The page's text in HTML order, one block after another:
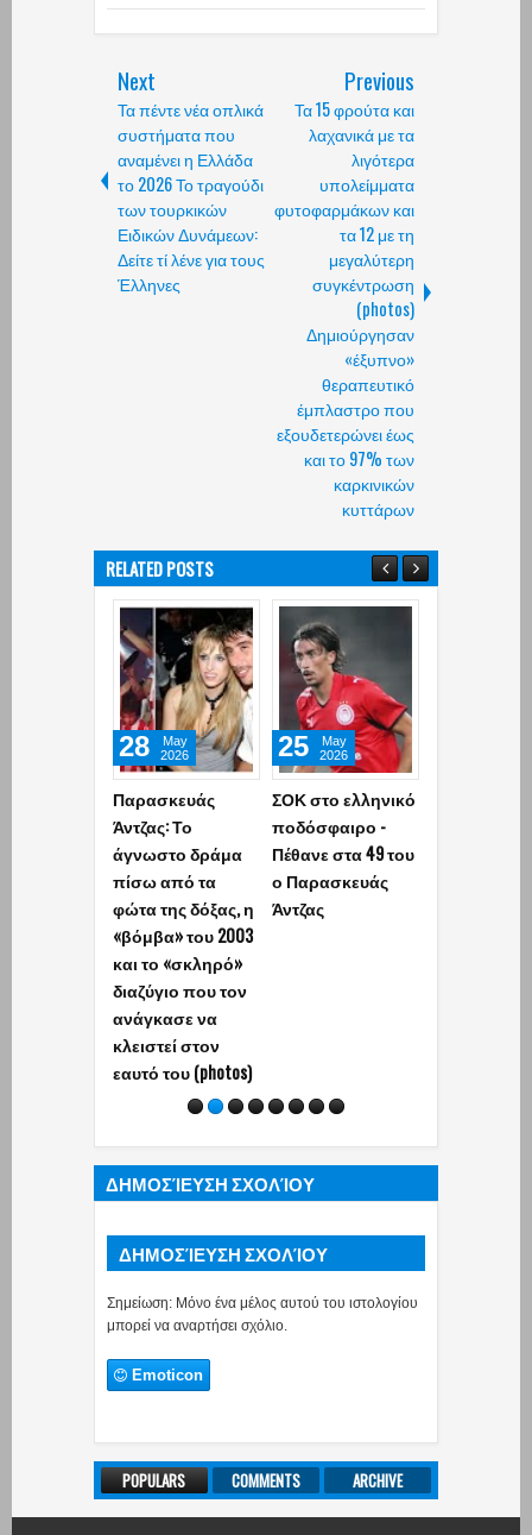
Next
Τα πέντε νέα οπλικά
συστήματα που
αναμένει η Ελλάδα
το 2026 Το τραγούδι
των τουρκικών
Ειδικών Δυνάμεων:
Δείτε τί λένε για τους
Έλληνες
Previous
Τα 15 φρούτα και
λαχανικά με τα
λιγότερα
υπολείμματα
φυτοφαρμάκων και
τα 12 με τη
μεγαλύτερη
συγκέντρωση
(photos)
Δημιούργησαν
«έξυπνο»
θεραπευτικό
έμπλαστρο που
εξουδετερώνει έως
και το 97% των
καρκινικών
κυττάρων
RELATED POSTS
Παρασκευάς
Άντζας: Το
άγνωστο δράμα
πίσω από τα
φώτα της δόξας, η
«βόμβα» του 2003
και το «σκληρό»
διαζύγιο που τον
ανάγκασε να
κλειστεί στον
εαυτό του (photos)
28
May
2026
ΣΟΚ στο ελληνικό
ποδόσφαιρο -
Πέθανε στα 49 του
ο Παρασκευάς
Άντζας
25
May
2026
ΔΗΜΟΣΊΕΥΣΗ ΣΧΟΛΊΟΥ
ΔΗΜΟΣΊΕΥΣΗ ΣΧΟΛΊΟΥ
Σημείωση: Μόνο ένα μέλος αυτού του ιστολογίου
μπορεί να αναρτήσει σχόλιο.
Emoticon
POPULARS COMMENTS ARCHIVE